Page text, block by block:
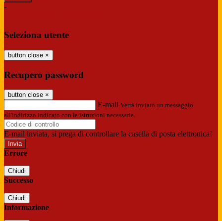
-
Seleziona utente
button close ×
Recupero password
button close ×
E-mail Verrà inviato un messaggio
all'indirizzo indicato con le istruzioni necessarie.
E-mail inviata, si prega di controllare la casella di posta elettronica!
Errore
Chiudi
Successo
Chiudi
Informazione